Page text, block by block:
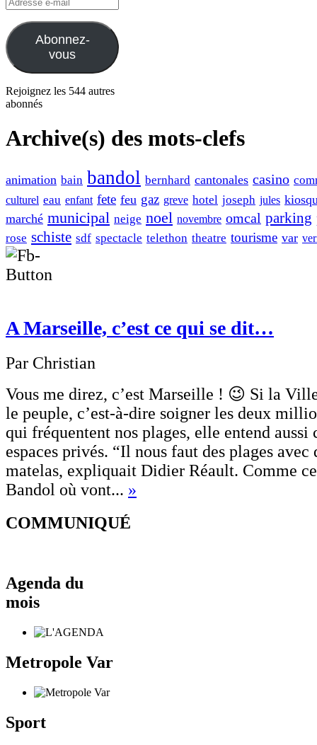
e-
mail
Abonnez-
vous
Rejoignez les 544 autres
abonnés
Archive(s) des mots-clefs
animation bain bandol bernhard cantonales casino
culturel eau enfant fete feu gaz greve hotel joseph jules
marché municipal neige noel novembre omcal parking
rose schiste sdf spectacle telethon theatre tourisme var
A Marseille, c’est ce qui se dit…
Par Christian
Vous me direz, c’est Marseille ! 😉 Si la
le peuple, c’est-à-dire soigner les deux
qui fréquentent nos plages, elle entend aussi
espaces privés. “Il nous faut des plages avec
matelas, expliquait Didier Réault. Comme
Bandol où vont... »
COMMUNIQUÉ
Agenda du
mois
Metropole Var
Sport